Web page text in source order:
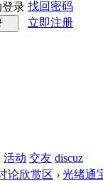
登录 找回密码
立即注册
活动 交友 discuz
论欣赏区 › 光绪通